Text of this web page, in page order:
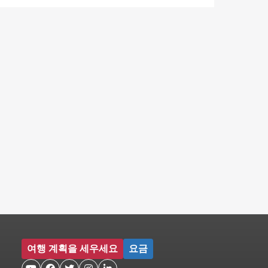
여행 계획을 세우세요 요금